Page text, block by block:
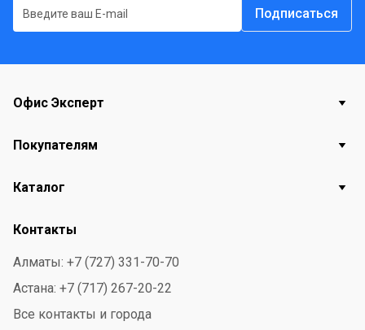
Подписаться
Офис Эксперт
Покупателям
Каталог
Контакты
Алматы: +7 (727) 331-70-70
Астана: +7 (717) 267-20-22
Все контакты и города